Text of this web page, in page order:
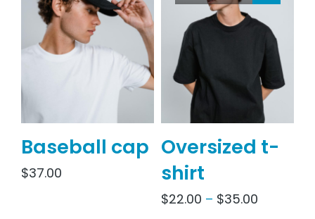
Baseball cap
$37.00
Oversized t-
shirt
$22.00 – $35.00